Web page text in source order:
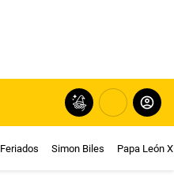
Feriados Simon Biles Papa León